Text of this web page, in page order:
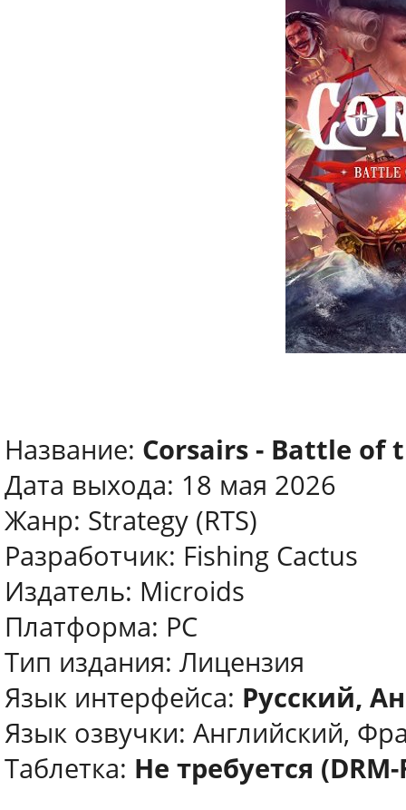
Название: Corsairs - Battle of
Дата выхода: 18 мая 2026
Жанр: Strategy (RTS)
Разработчик: Fishing Cactus
Издатель: Microids
Платформа: PC
Тип издания: Лицензия
Язык интерфейса: Русский,
Язык озвучки: Английский,
Таблетка: Не требуется